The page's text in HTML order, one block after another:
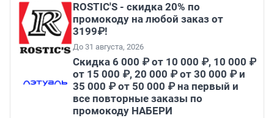
ROSTIC'S - скидка 20% по
промокоду на любой заказ от
3199₽!
До 31 августа, 2026
Скидка 6 000 ₽ от 10 000 ₽, 10 000 ₽
от 15 000 ₽, 20 000 ₽ от 30 000 ₽ и
35 000 ₽ от 50 000 ₽ на первый и
все повторные заказы по
промокоду НАБЕРИ